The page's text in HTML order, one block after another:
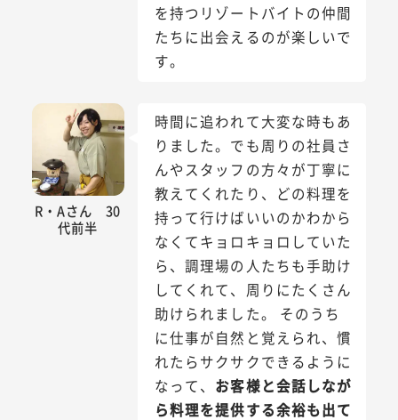
を持つリゾートバイトの仲間
たちに出会えるのが楽しいで
す。
R・Aさん 30
代前半
時間に追われて大変な時もあ
りました。でも周りの社員さ
んやスタッフの方々が丁寧に
教えてくれたり、どの料理を
持って行けばいいのかわから
なくてキョロキョロしていた
ら、調理場の人たちも手助け
してくれて、周りにたくさん
助けられました。 そのうち
に仕事が自然と覚えられ、慣
れたらサクサクできるように
なって、 お客様と会話しなが
ら料理を提供する余裕も出て